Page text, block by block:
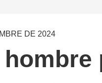
DE 2024